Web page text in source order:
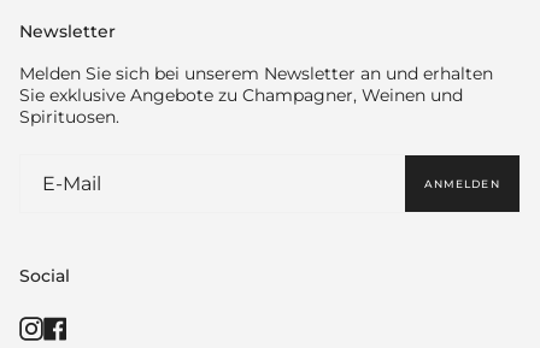
Newsletter
Melden Sie sich bei unserem Newsletter an und erhalten
Sie exklusive Angebote zu Champagner, Weinen und
Spirituosen.
ANMELDEN
Social
Instagram